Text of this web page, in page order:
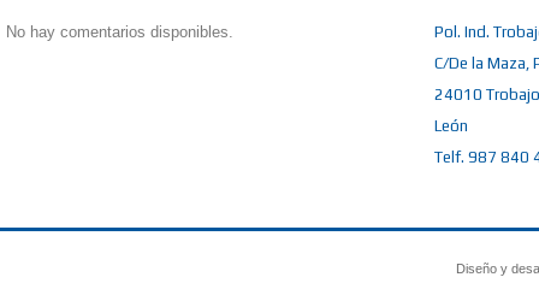
No hay comentarios disponibles.
Pol. Ind.
C/De la Maza,
24010
León
Telf. 987 840
Diseño y